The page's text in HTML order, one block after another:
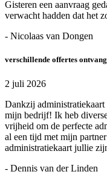
Gisteren een aanvraag
verwacht hadden dat het
- Nicolaas van Dongen
verschillende offertes
2 juli 2026
Dankzij
mijn bedrijf! Ik heb
vrijheid om de perfecte
al een tijd met mijn
administratiekaart jullie
- Dennis van der Linden